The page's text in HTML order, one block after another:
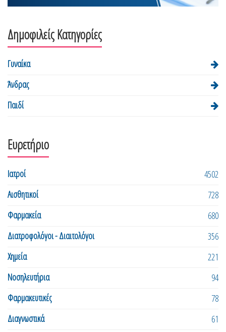
Δημοφιλείς Κατηγορίες
Γυναίκα
Άνδρας
Παιδί
Ευρετήριο
Ιατροί
4502
Αισθητικοί
728
Φαρμακεία
680
Διατροφολόγοι - Διαιτολόγοι
356
Χημεία
221
Νοσηλευτήρια
94
Φαρμακευτικές
78
Διαγνωστικά
61